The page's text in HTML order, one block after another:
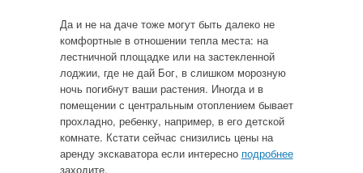
Да и не на даче тоже могут быть далеко не
комфортные в отношении тепла места: на
лестничной площадке или на застекленной
лоджии, где не дай Бог, в слишком морозную
ночь погибнут ваши растения. Иногда и в
помещении с центральным отоплением бывает
прохладно, ребенку, например, в его детской
комнате. Кстати сейчас снизились цены на
аренду экскаватора если интересно подробнее
заходите.